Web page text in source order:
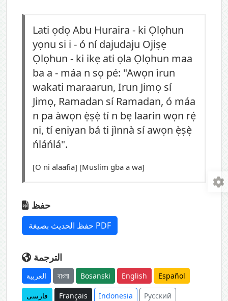
Lati ọdọ Abu Huraira - ki Ọlọhun
yọnu si i - ó ní dajudaju Ojiṣẹ
Ọlọhun - ki ikẹ ati ọla Ọlọhun maa
ba a - máa n sọ pé: "Awọn ìrun
wakati maraarun, Irun Jimọ sí
Jimọ, Ramadan sí Ramadan, ó máa
n pa àwọn ẹ̀ṣẹ̀ tí n bẹ laarin wọn rẹ́
ni, tí eniyan bá ti jìnnà sí awọn ẹ̀ṣẹ̀
ńláńlá".
[O ni alaafia] [Muslim gba a wa]
حفظ
حفظ الحديث بصيغة PDF
الترجمة
العربية বাংলা Bosanski English Español
فارسی Français Indonesia Русский